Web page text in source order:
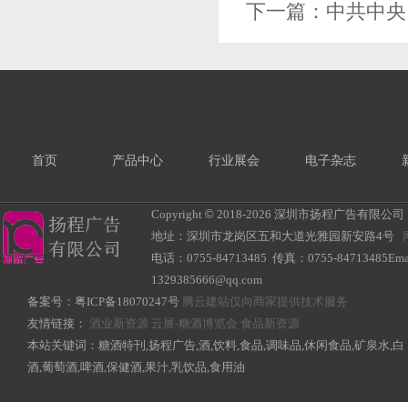
下一篇： 中共中
首页 产品中心 行业展会 电子杂志
Copyright © 2018-2026 深圳市扬程广告有限公
地址：深圳市龙岗区五和大道光雅园新安路4号
电话：0755-84713485 传真：0755-
1329385666@qq.com
备案号： 粤ICP备18070247号 腾云建站仅向商家提供技术服务
友情链接： 酒业新资源 云展-糖酒博览会 食品新资源
本站关键词：糖酒特刊,扬程广告,酒,饮料,食品,调味品,休闲食品,矿泉水,白
酒,葡萄酒,啤酒,保健酒,果汁,乳饮品,食用油